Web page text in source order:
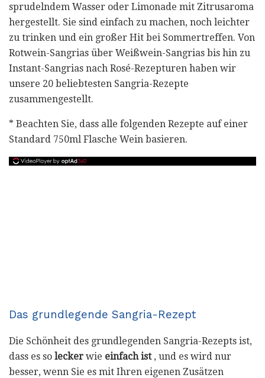
sprudelndem Wasser oder Limonade mit Zitrusaroma
hergestellt. Sie sind einfach zu machen, noch leichter
zu trinken und ein großer Hit bei Sommertreffen. Von
Rotwein-Sangrias über Weißwein-Sangrias bis hin zu
Instant-Sangrias nach Rosé-Rezepturen haben wir
unsere 20 beliebtesten Sangria-Rezepte
zusammengestellt.
* Beachten Sie, dass alle folgenden Rezepte auf einer
Standard 750ml Flasche Wein basieren.
Das grundlegende Sangria-Rezept
Die Schönheit des grundlegenden Sangria-Rezepts ist,
dass es so lecker wie einfach ist, und es wird nur
besser, wenn Sie es mit Ihren eigenen Zusätzen